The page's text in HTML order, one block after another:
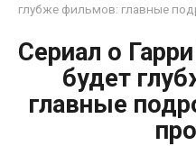
глубже фильмов: главные
Сериал о
будет
главные